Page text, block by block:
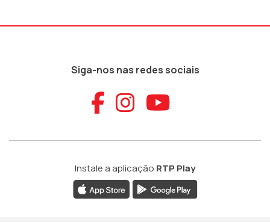
Siga-nos nas redes sociais
Aceder ao
Aceder ao
Aceder
Instale a aplicação RTP Play